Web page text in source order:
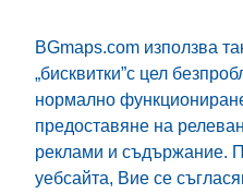
BGmaps.com използва
„бисквитки”с цел
нормално
предоставяне на
реклами и съдържание.
уебсайта, Вие се